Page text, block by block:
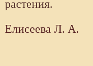
растения.
Елисеева Л. А.